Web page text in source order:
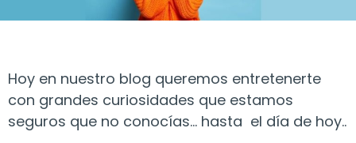
Hoy en nuestro blog queremos entretenerte
con grandes curiosidades que estamos
seguros que no conocías… hasta el día de hoy..